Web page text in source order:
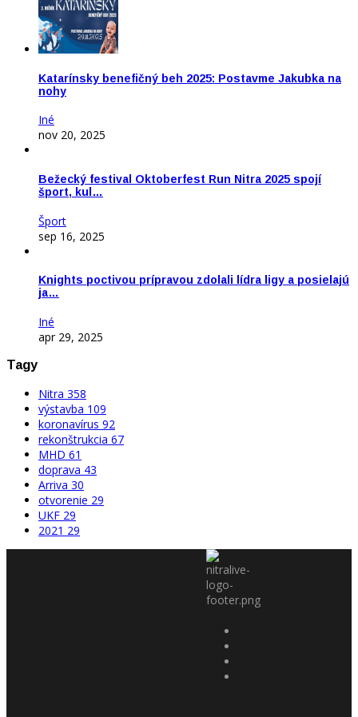
Katarínsky benefičný beh 2025: Postavme Jakubka na
nohy
Iné
nov 20, 2025
Bežecký festival Oktoberfest Run Nitra 2025 spojí
šport, kul…
Šport
sep 16, 2025
Knights poctivou prípravou zdolali lídra ligy a posielajú
ja…
Iné
apr 29, 2025
Tagy
Nitra 358
výstavba 109
koronavírus 92
rekonštrukcia 67
MHD 61
doprava 43
Arriva 30
otvorenie 29
UKF 29
2021 29